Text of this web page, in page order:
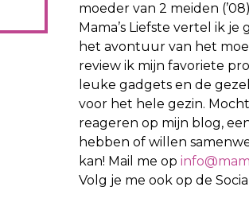
moeder van 2 meiden (’08)
Mama’s Liefste vertel ik je
het avontuur van het
review ik mijn favoriete
leuke gadgets en de
voor het hele gezin.
reageren op mijn blog,
hebben of willen
kan! Mail me op
Volg je me ook op de